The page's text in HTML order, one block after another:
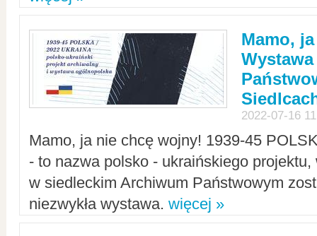
Mamo,
2022-07-16
Mamo, ja nie chcę wojny! 1939-45
- to nazwa polsko - ukraińskiego
w siedleckim Archiwum Państwowym
niezwykła wystawa. więcej »